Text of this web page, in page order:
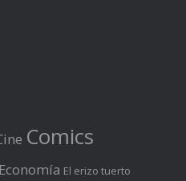
Comics
Economía El erizo tuerto